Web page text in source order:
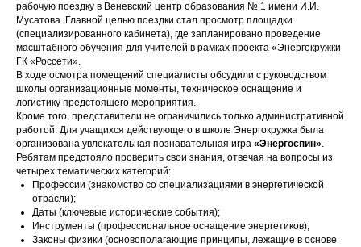
рабочую поездку в Веневский центр образования № 1 имени И.И.
Мусатова. Главной целью поездки стал просмотр площадки
(специализированного кабинета), где запланировано проведение
масштабного обучения для учителей в рамках проекта «Энергокружки
ГК «Россети».
В ходе осмотра помещений специалисты обсудили с руководством
школы организационные моменты, техническое оснащение и
логистику предстоящего мероприятия.
Кроме того, представители не ограничились только административной
работой. Для учащихся действующего в школе Энергокружка была
организована увлекательная познавательная игра «Энергоспин».
Ребятам предстояло проверить свои знания, отвечая на вопросы из
четырех тематических категорий:
Профессии (знакомство со специализациями в энергетической
отрасли);
Даты (ключевые исторические события);
Инструменты (профессиональное оснащение энергетиков);
Законы физики (основополагающие принципы, лежащие в основе